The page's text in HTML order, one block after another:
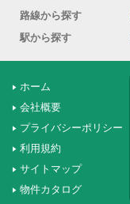
路線から探す
駅から探す
ホーム
会社概要
プライバシーポリシー
利用規約
サイトマップ
物件カタログ